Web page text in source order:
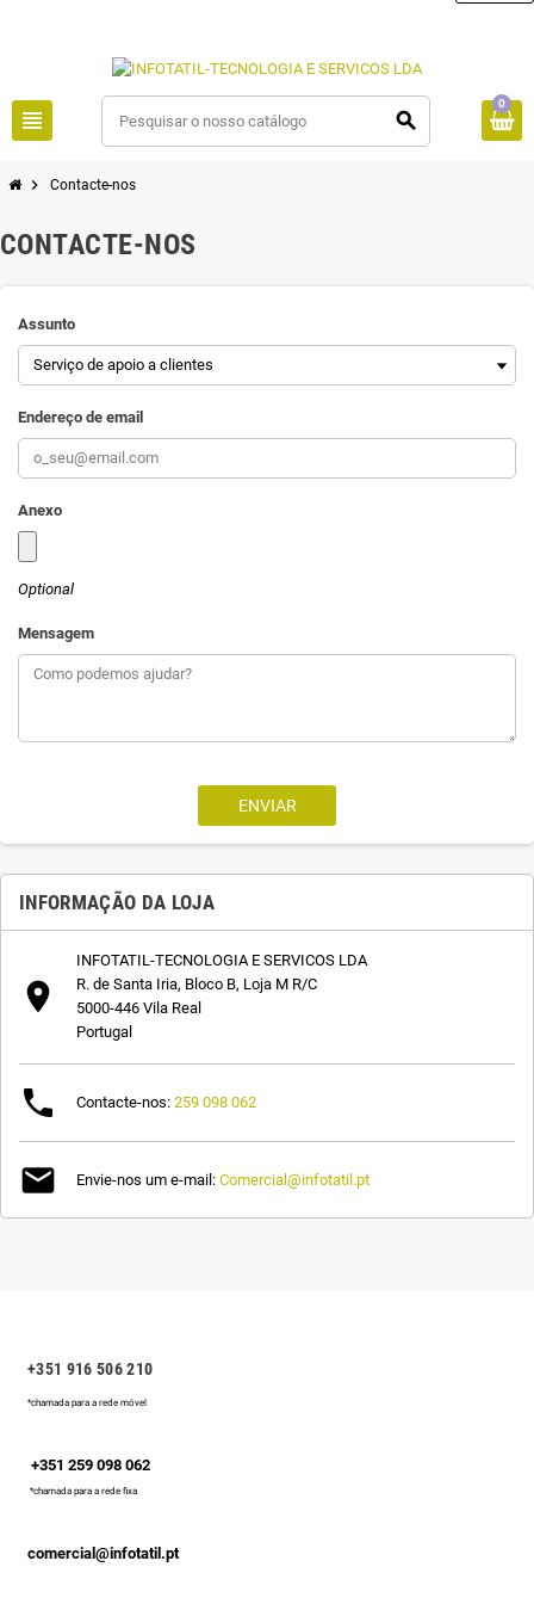
view_headline search
0
chevron_right Contacte-nos
INFORMAÇÃO DA LOJA

INFOTATIL-TECNOLOGIA E SERVICOS LDA
R. de Santa Iria, Bloco B, Loja M R/C
5000-446 Vila Real
Portugal
 Contacte-nos: 259 098 062
 Envie-nos um e-mail: Comercial@infotatil.pt
CONTACTE-NOS
Assunto
Endereço de email
Anexo
Optional
Mensagem
+351 916 506 210
*chamada para a rede móvel
+351 259 098 062
*chamada para a rede fixa
comercial@infotatil.pt